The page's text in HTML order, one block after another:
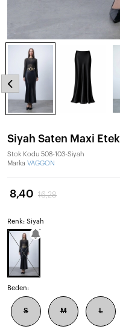
Siyah Saten Maxi Etek
Stok Kodu 508-103-Siyah
Marka VAGGON
8,40 16,28
Renk: Siyah
Beden:
S M L